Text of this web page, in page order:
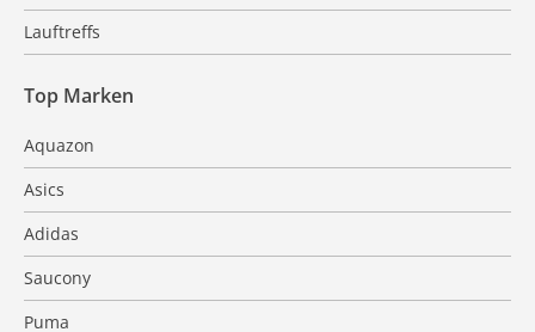
Lauftreffs
Top Marken
Aquazon
Asics
Adidas
Saucony
Puma